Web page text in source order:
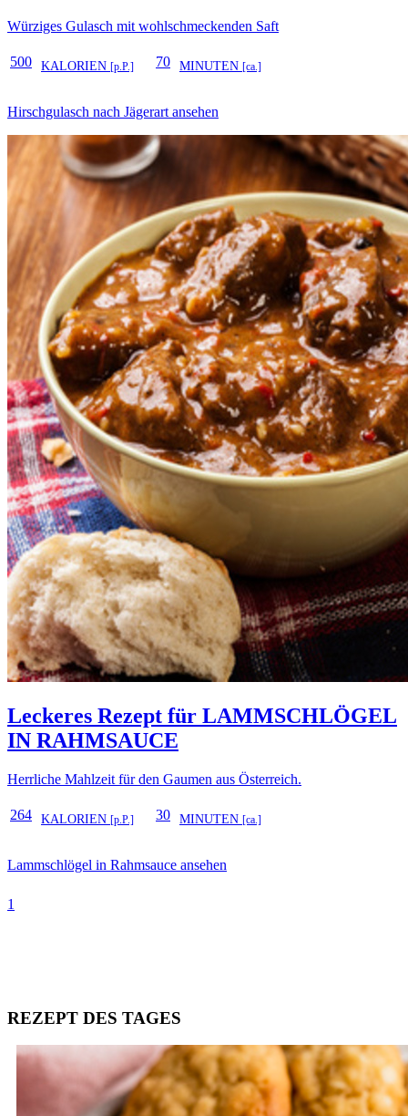
Würziges Gulasch mit wohlschmeckenden Saft
500 KALORIEN [p.P.] 70 MINUTEN [ca.]
Hirschgulasch nach Jägerart ansehen
Leckeres Rezept für LAMMSCHLÖGEL
IN RAHMSAUCE
Herrliche Mahlzeit für den Gaumen aus Österreich.
264 KALORIEN [p.P.] 30 MINUTEN [ca.]
Lammschlögel in Rahmsauce ansehen
1
REZEPT DES TAGES